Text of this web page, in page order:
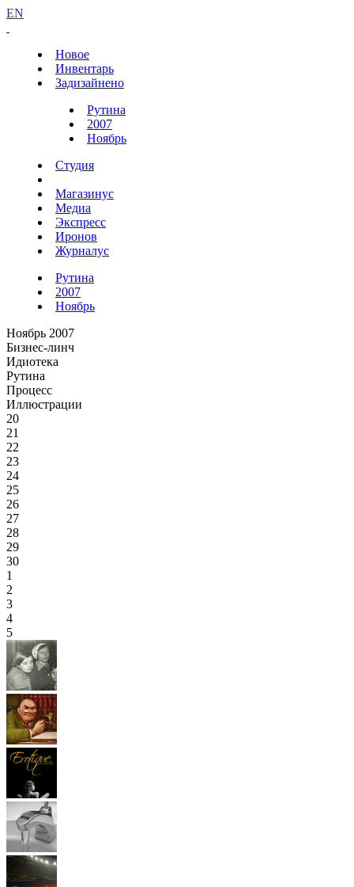
EN
Новое
Инвентарь
Задизайнено
Рутина
2007
Ноябрь
Студия
Магазинус
Медиа
Экспресс
Иронов
Журналус
Рутина
2007
Ноябрь
Ноябрь 2007
Бизнес-линч
Идиотека
Рутина
Процесс
Иллюстрации
20
21
22
23
24
25
26
27
28
29
30
1
2
3
4
5